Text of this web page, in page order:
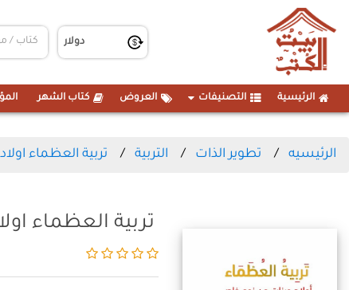
الرئيسية التصنيفات العروض كتاب الشهر
الرئيسيه تطوير الذات التربية تربية العظماء
تربية العظماء